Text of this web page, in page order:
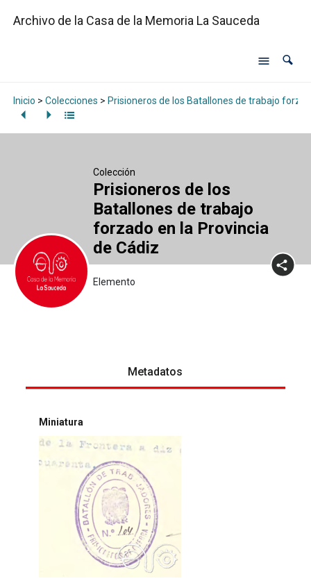
Archivo de la Casa de la Memoria La Sauceda
Inicio > Colecciones > Prisioneros de los Batallones de trabajo
Colección
Prisioneros de los
Batallones de trabajo
forzado en la Provincia
de Cádiz
Elemento
Metadatos
Miniatura